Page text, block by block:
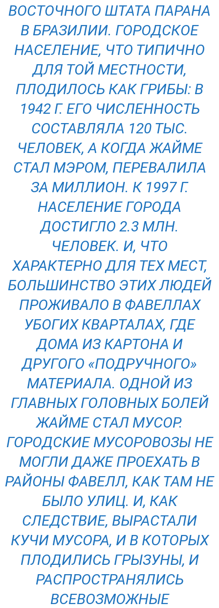
ВОСТОЧНОГО ШТАТА ПАРАНА
В БРАЗИЛИИ. ГОРОДСКОЕ
НАСЕЛЕНИЕ, ЧТО ТИПИЧНО
ДЛЯ ТОЙ МЕСТНОСТИ,
ПЛОДИЛОСЬ КАК ГРИБЫ: В
1942 Г. ЕГО ЧИСЛЕННОСТЬ
СОСТАВЛЯЛА 120 ТЫС.
ЧЕЛОВЕК, А КОГДА ЖАЙМЕ
СТАЛ МЭРОМ, ПЕРЕВАЛИЛА
ЗА МИЛЛИОН. К 1997 Г.
НАСЕЛЕНИЕ ГОРОДА
ДОСТИГЛО 2.3 МЛН.
ЧЕЛОВЕК. И, ЧТО
ХАРАКТЕРНО ДЛЯ ТЕХ МЕСТ,
БОЛЬШИНСТВО ЭТИХ ЛЮДЕЙ
ПРОЖИВАЛО В ФАВЕЛЛАХ
УБОГИХ КВАРТАЛАХ, ГДЕ
ДОМА ИЗ КАРТОНА И
ДРУГОГО «ПОДРУЧНОГО»
МАТЕРИАЛА. ОДНОЙ ИЗ
ГЛАВНЫХ ГОЛОВНЫХ БОЛЕЙ
ЖАЙМЕ СТАЛ МУСОР.
ГОРОДСКИЕ МУСОРОВОЗЫ НЕ
МОГЛИ ДАЖЕ ПРОЕХАТЬ В
РАЙОНЫ ФАВЕЛЛ, КАК ТАМ НЕ
БЫЛО УЛИЦ. И, КАК
СЛЕДСТВИЕ, ВЫРАСТАЛИ
КУЧИ МУСОРА, И В КОТОРЫХ
ПЛОДИЛИСЬ ГРЫЗУНЫ, И
РАСПРОСТРАНЯЛИСЬ
ВСЕВОЗМОЖНЫЕ